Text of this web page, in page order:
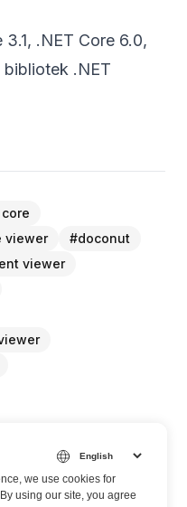
.NET Core 6.0,
bibliotek .NET
viewer #doconut
viewer
we use cookies for
using our site, you agree